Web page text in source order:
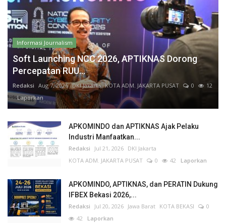
Informasi Journalism
Soft Launching NCC 2026, APTIKNAS Dorong
Percepatan RUU...
Redaksi Aug 7, 2026 DKI Jakarta KOTA ADM. JAKARTA PUSAT 0
12
Laporkan
APKOMINDO dan APTIKNAS Ajak Pelaku
Industri Manfaatkan...
Redaksi Jul 21, 2026 DKI Jakarta
KOTA ADM. JAKARTA PUSAT
0 42 Laporkan
APKOMINDO, APTIKNAS, dan PERATIN Dukung
IFBEX Bekasi 2026,...
Redaksi Jul 20, 2026 Jawa Barat KOTA BEKASI
0
42 Laporkan